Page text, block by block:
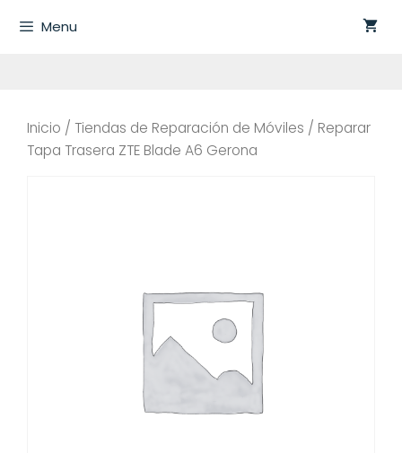
Menu
Inicio / Tiendas de Reparación de Móviles / Reparar
Tapa Trasera ZTE Blade A6 Gerona